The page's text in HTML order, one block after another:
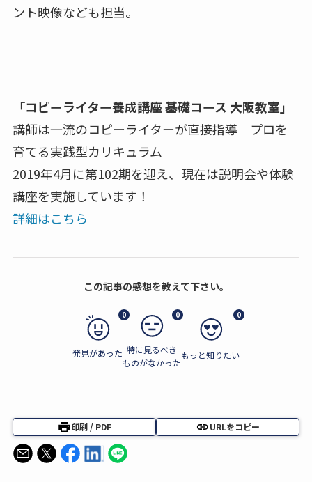
ント映像なども担当。
「コピーライター養成講座 基礎コース 大阪教室」
講師は一流のコピーライターが直接指導 プロを
育てる実践型カリキュラム
2019年4月に第102期を迎え、現在は説明会や体験
講座を実施しています！
詳細はこちら
この記事の感想を教えて下さい。
0
発見があった
0
特に見るべき
ものがなかった
0
もっと知りたい
印刷 / PDF URLをコピー